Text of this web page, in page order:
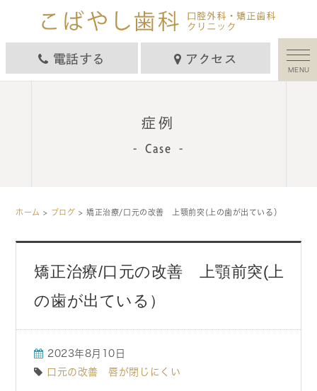
電話する アクセス
MENU
症例
Case
ホーム > ブログ > 矯正治療/口元の改善 上顎前突(上の歯が出ている）
矯正治療/口元の改善 上顎前突(上
の歯が出ている）
2023年8月10日
口元の改善 唇が閉じにくい